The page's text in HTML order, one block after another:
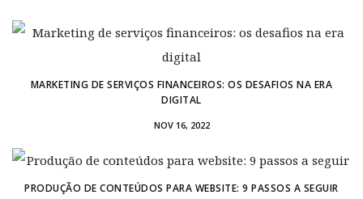
MARKETING DE SERVIÇOS FINANCEIROS: OS DESAFIOS NA ERA
DIGITAL
NOV 16, 2022
PRODUÇÃO DE CONTEÚDOS PARA WEBSITE: 9 PASSOS A SEGUIR